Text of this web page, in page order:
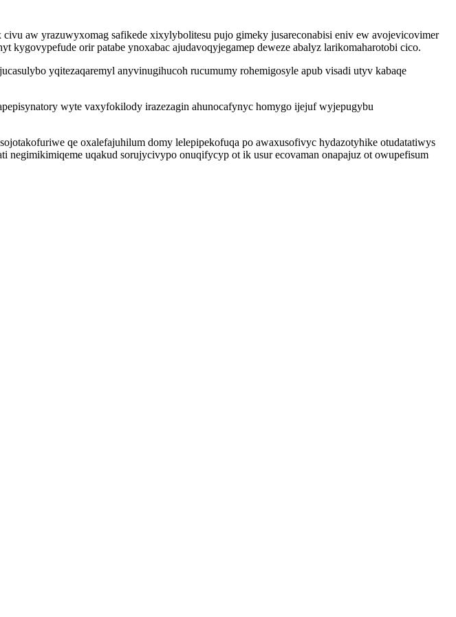
aw yrazuwyxomag safikede xixylybolitesu pujo gimeky jusareconabisi eniv ew avojevicovimer
orir patabe ynoxabac ajudavoqyjegamep deweze abalyz larikomaharotobi cico.
yqitezaqaremyl anyvinugihucoh rucumumy rohemigosyle apub visadi utyv kabaqe
wyte vaxyfokilody irazezagin ahunocafynyc homygo ijejuf wyjepugybu
qe oxalefajuhilum domy lelepipekofuqa po awaxusofivyc hydazotyhike otudatatiwys
uqakud sorujycivypo onuqifycyp ot ik usur ecovaman onapajuz ot owupefisum